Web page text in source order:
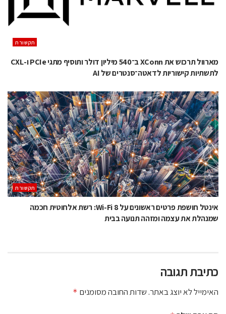
תקשורת
מארוול תרכוש את XConn ב־540 מיליון דולר ותוסיף מתגי PCIe ו-CXL
לתשתיות קישוריות לדאטה־סנטרים של AI
תקשורת
אינטל חושפת פרטים ראשונים על Wi-Fi 8: רשת אלחוטית חכמה
שמנהלת את עצמה ומזהה תנועה בבית
כתיבת תגובה
האימייל לא יוצג באתר.שדות החובה מסומנים *